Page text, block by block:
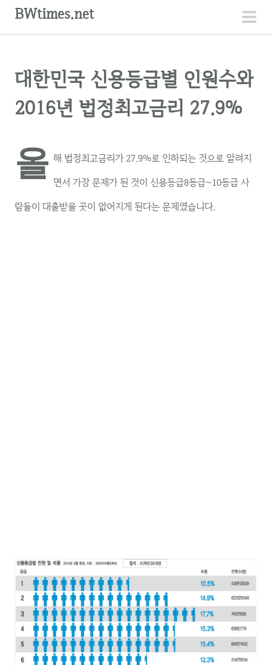
주
뉴
BWtimes.net
대한민국 신용등급별 인원수와
2016년 법정최고금리 27.9%
올 해 법정최고금리가 27.9%로 인하되는 것으로 알려지
면서 가장 문제가 된 것이 신용등급8등급~10등급 사
람들이 대출받을 곳이 없어지게 된다는 문제였습니다.